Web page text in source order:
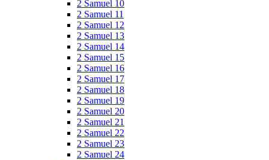
2 Samuel 10
2 Samuel 11
2 Samuel 12
2 Samuel 13
2 Samuel 14
2 Samuel 15
2 Samuel 16
2 Samuel 17
2 Samuel 18
2 Samuel 19
2 Samuel 20
2 Samuel 21
2 Samuel 22
2 Samuel 23
2 Samuel 24